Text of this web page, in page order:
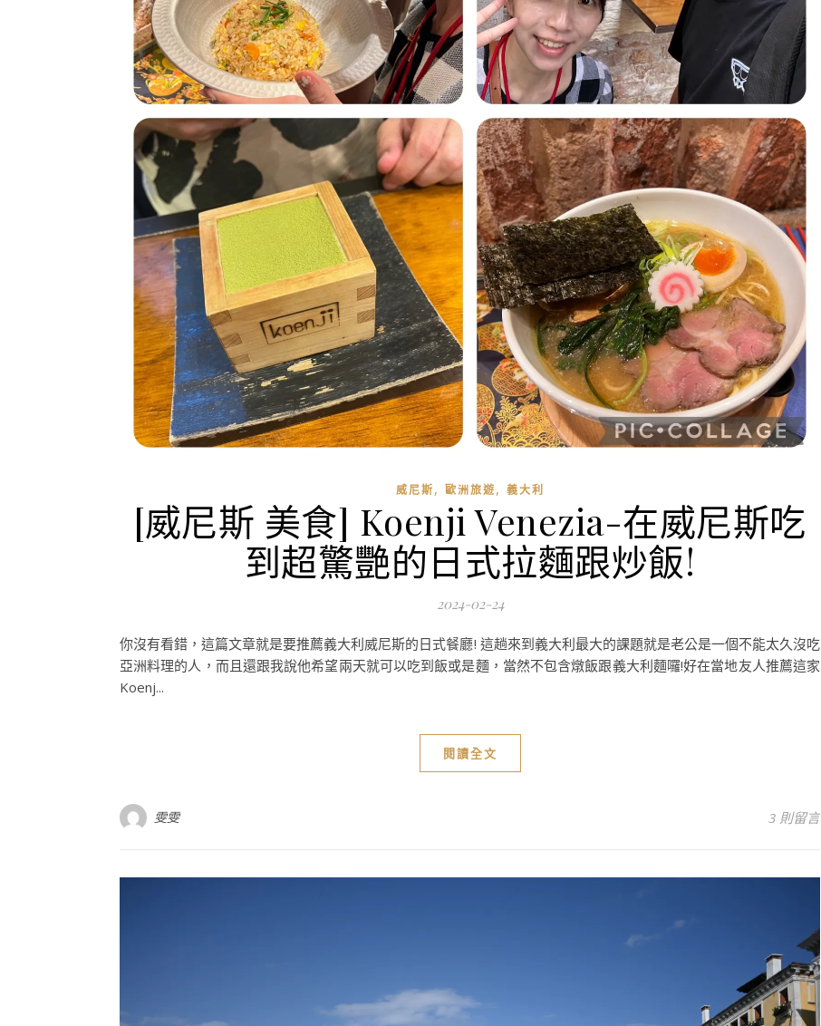
威尼斯, 歐洲旅遊, 義大利
[威尼斯 美食] Koenji Venezia-在威尼斯吃
到超驚艷的日式拉麵跟炒飯!
2024-02-24
你沒有看錯，這篇文章就是要推薦義大利威尼斯的日式餐廳! 這趟來到義大利最大的課題就是老公是一個不能太久沒吃
亞洲料理的人，而且還跟我說他希望兩天就可以吃到飯或是麵，當然不包含燉飯跟義大利麵囉!好在當地友人推薦這家
Koenj...
閱讀全文
雯雯 3 則留言